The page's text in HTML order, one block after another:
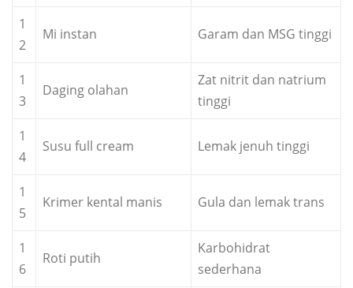
1
2
Mi instan Garam dan MSG tinggi
1
3
Daging olahan
Zat nitrit dan natrium
tinggi
1
4
Susu full cream Lemak jenuh tinggi
1
5
Krimer kental manis Gula dan lemak trans
1
6
Roti putih
Karbohidrat
sederhana